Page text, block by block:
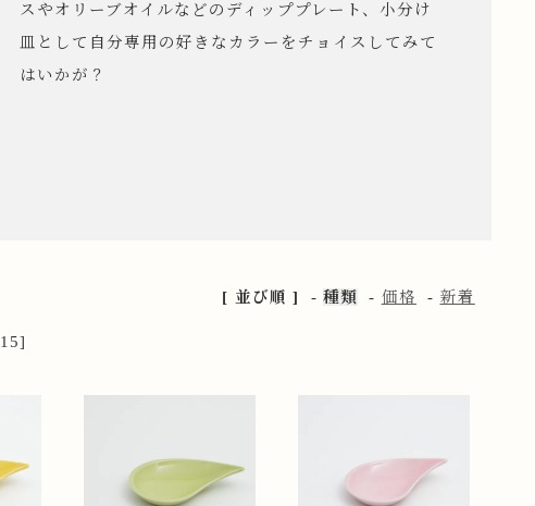
スやオリーブオイルなどのディッププレート、小分け
皿として自分専用の好きなカラーをチョイスしてみて
はいかが？
[ 並び順 ] - 種類 - 価格 - 新着